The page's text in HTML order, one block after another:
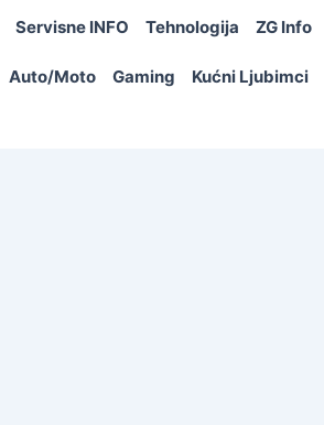
Servisne INFO Tehnologija ZG Info
Auto/Moto Gaming Kućni Ljubimci